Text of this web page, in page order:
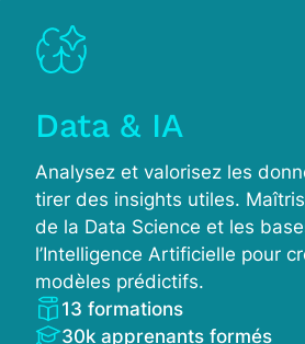
Data & IA
Analysez et valorisez les
tirer des insights utiles.
de la Data Science et les
l’Intelligence Artificielle pour
modèles prédictifs.
13 formations
30k apprenants formés